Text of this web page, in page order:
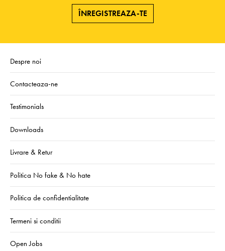
ÎNREGISTREAZA-TE
Despre noi
Contacteaza-ne
Testimonials
Downloads
Livrare & Retur
Politica No fake & No hate
Politica de confidentialitate
Termeni si conditii
Open Jobs